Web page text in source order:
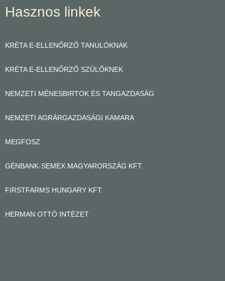
Hasznos linkek
KRÉTA E-ELLENŐRZŐ TANULÓKNAK
KRÉTA E-ELLENŐRZŐ SZÜLŐKNEK
NEMZETI MÉNESBIRTOK ÉS TANGAZDASÁG
NEMZETI AGRÁRGAZDASÁGI KAMARA
MEGFOSZ
GÉNBANK-SEMEX MAGYARORSZÁG KFT.
FIRSTFARMS HUNGARY KFT.
HERMAN OTTÓ INTÉZET